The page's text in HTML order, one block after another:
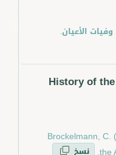
خلكان. (1994). وفيات الأعيان.
History of
Brockelmann, C.
the
نسخ